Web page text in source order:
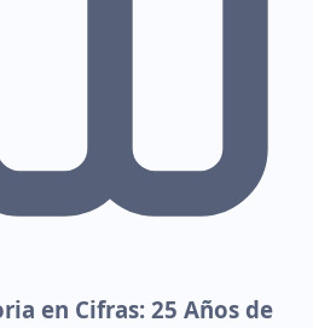
en Cifras: 25 Años de